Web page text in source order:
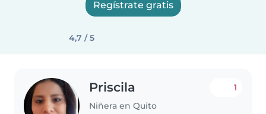
Regístrate gratis
4,7 / 5
Priscila
Niñera en Quito
1